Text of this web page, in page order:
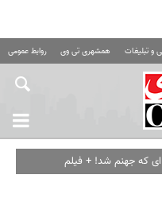
و تبلیغات همشهری تی وی روابط عمومی
که جهنم شد! + فیلم